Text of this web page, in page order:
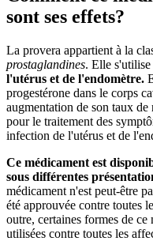
sont ses effets?
La provera appartient à la
prostaglandines. Elle
l'utérus et de l'endomètre.
progestérone dans le corps
augmentation de son taux
pour le traitement des
infection de l'utérus et de
Ce médicament est
sous différentes
médicament n'est peut-être
été approuvée contre toutes
outre, certaines formes de
utilisées contre toutes les